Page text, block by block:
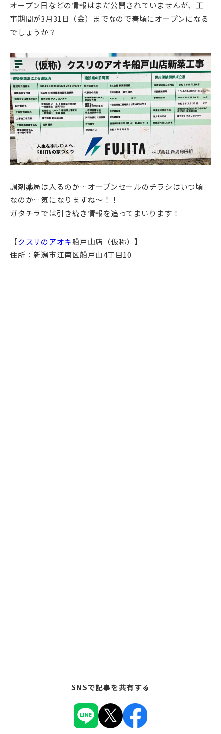
オープン日などの情報はまだ公開されていませんが、工
事期間が3月31日（金）までなので春頃にオープンになる
でしょうか？
調剤薬局は入るのか…オープンセールのチラシはいつ頃
なのか…気になりますね～！！
ガタチラでは引き続き情報を追ってまいります！
【クスリのアオキ船戸山店（仮称）】
住所：新潟市江南区船戸山4丁目10
SNSで記事を共有する